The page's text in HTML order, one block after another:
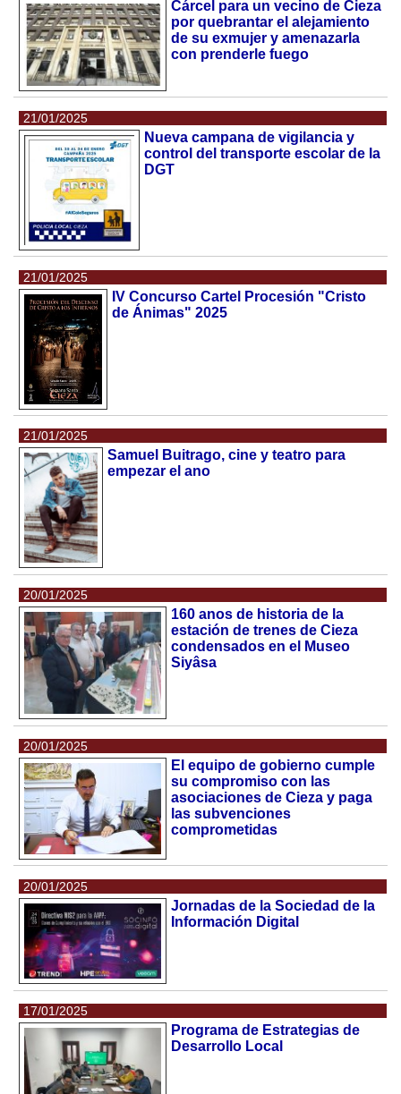
Cárcel para un vecino de Cieza
por quebrantar el alejamiento
de su exmujer y amenazarla
con prenderle fuego
21/01/2025
Nueva campana de vigilancia y
control del transporte escolar de la
DGT
21/01/2025
IV Concurso Cartel Procesión "Cristo
de Ánimas" 2025
21/01/2025
Samuel Buitrago, cine y teatro para
empezar el ano
20/01/2025
160 anos de historia de la
estación de trenes de Cieza
condensados en el Museo
Siyâsa
20/01/2025
El equipo de gobierno cumple
su compromiso con las
asociaciones de Cieza y paga
las subvenciones
comprometidas
20/01/2025
Jornadas de la Sociedad de la
Información Digital
17/01/2025
Programa de Estrategias de
Desarrollo Local